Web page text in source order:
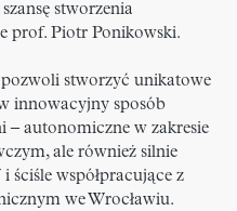
stworzenia
prof. Piotr Ponikowski.
stworzyć unikatowe
innowacyjny sposób
– autonomiczne w zakresie
ale również silnie
współpracujące z
we Wrocławiu.